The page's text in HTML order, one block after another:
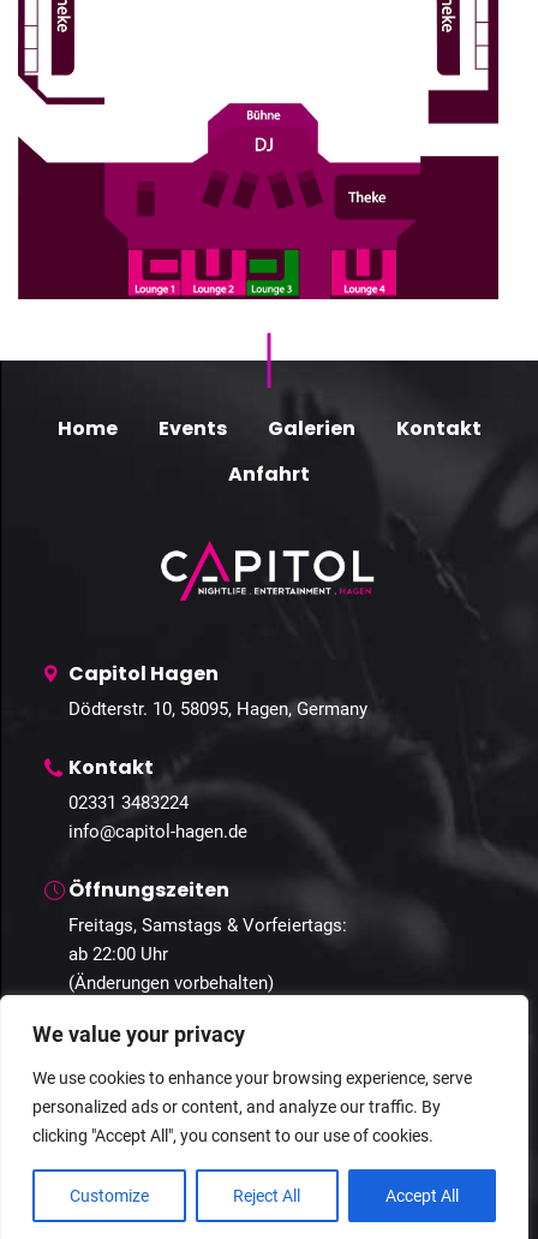
We value your privacy
We use cookies to enhance your browsing experience, serve
personalized ads or content, and analyze our traffic. By
clicking "Accept All", you consent to our use of cookies.
Customize Reject All Accept All
Home Events Galerien
Kontakt
Anfahrt
Capitol Hagen
Dödterstr. 10, 58095, Hagen, Germany
Kontakt
02331 3483224
info@capitol-hagen.de
Öffnungszeiten
Freitags, Samstags & Vorfeiertags:
ab 22:00 Uhr
(Änderungen vorbehalten)
© 2025 Capitol Hagen. Alle Rechte vorbehalten.